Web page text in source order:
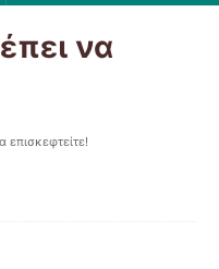
να
επισκεφτείτε!